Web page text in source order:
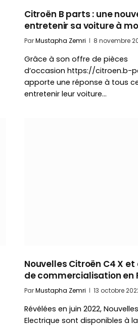
Citroën B parts : une
entretenir sa voiture à
ParMustapha Zemri 8 novembre
Grâce à son offre de pièces
d’occasion https://citroen.b-
apporte une réponse à tous
entretenir leur voiture…
Nouvelles Citroën C4 X
de commercialisation en
ParMustapha Zemri 13 octobre
Révélées en juin 2022,
Electrique sont disponibles à